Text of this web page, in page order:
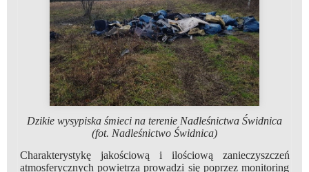
Dzikie wysypiska śmieci na terenie Nadleśnictwa Świdnica
(fot. Nadleśnictwo Świdnica)
Charakterystykę jakościową i ilościową zanieczyszczeń
atmosferycznych powietrza prowadzi się poprzez monitoring